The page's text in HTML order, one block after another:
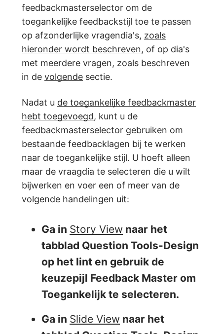
feedbackmasterselector om de
toegankelijke feedbackstijl toe te passen
op afzonderlijke vragendia's, zoals
hieronder wordt beschreven, of op dia's
met meerdere vragen, zoals beschreven
in de volgende sectie.
Nadat u de toegankelijke feedbackmaster
hebt toegevoegd, kunt u de
feedbackmasterselector gebruiken om
bestaande feedbacklagen bij te werken
naar de toegankelijke stijl. U hoeft alleen
maar de vraagdia te selecteren die u wilt
bijwerken en voer een of meer van de
volgende handelingen uit:
Ga in Story View naar het
tabblad Question Tools-Design
op het lint en gebruik de
keuzepijl Feedback Master om
Toegankelijk te selecteren.
Ga in Slide View naar het